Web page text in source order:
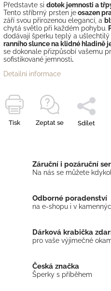
Představte si dotek jemnosti a
Tento stříbrný prsten jeosazen
září svou přirozenou elegancí, a
chytá světlo při každém pohybu.
dodávají šperku teplý a ušlechtilý
ranního slunce na klidné hladině
se dokonale přizpůsobí vašemu
sofistikované jemnosti.
Detailní informace
Tisk Zeptat se Sdílet
Záruční i pozáruční
Na nás se můžete
Odborné poradenství
na e-shopu i v
Dárková krabička
pro vaše výjimečné
Česká značka
Šperky s příběhem